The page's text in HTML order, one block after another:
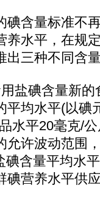
含量标准不再
养水平，在规
出三种不同含
碘含量新的
平均水平(以碘
水平20毫克/
允许波动范围
碘含量平均水
碘营养水平供